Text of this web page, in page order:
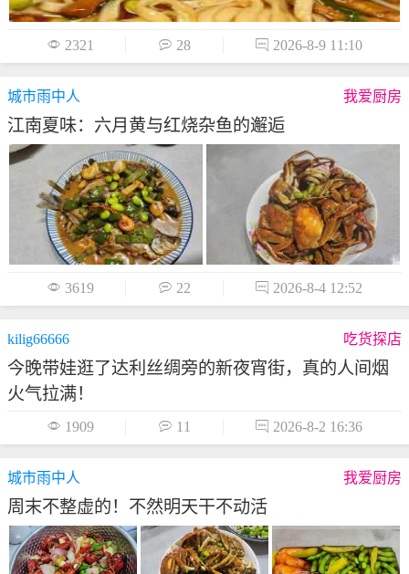
 2321  28  2026-8-9 11:10
城市雨中人 我爱厨房
江南夏味：六月黄与红烧杂鱼的邂逅
 3619  22  2026-8-4 12:52
kilig66666 吃货探店
今晚带娃逛了达利丝绸旁的新夜宵街，真的人间烟
火气拉满！
 1909  11  2026-8-2 16:36
城市雨中人 我爱厨房
周末不整虚的！不然明天干不动活